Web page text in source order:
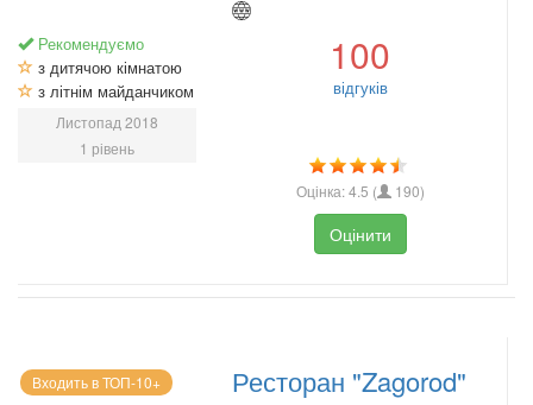
Рекомендуємо
з дитячою кімнатою
з літнім майданчиком
Листопад 2018
1 рівень
100
відгуків
Оцінка:4.5 ( 190)
Оцінити
Входить в ТОП-10+ Ресторан "Zagorod"